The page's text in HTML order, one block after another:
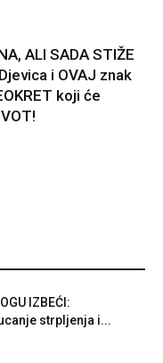
ALI SADA STIŽE
i OVAJ znak
koji će
IZBEĆI:
strpljenja i...